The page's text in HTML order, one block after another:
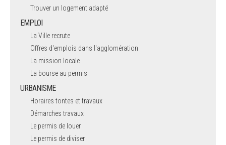
Trouver un logement adapté
EMPLOI
La Ville recrute
Offres d'emplois dans l'agglomération
La mission locale
La bourse au permis
URBANISME
Horaires tontes et travaux
Démarches travaux
Le permis de louer
Le permis de diviser